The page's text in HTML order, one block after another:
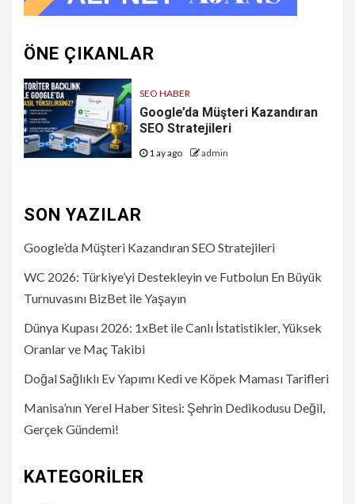
ÖNE ÇIKANLAR
SEO HABER
Google’da Müşteri Kazandıran
SEO Stratejileri
1 ay ago admin
SON YAZILAR
Google’da Müşteri Kazandıran SEO Stratejileri
WC 2026: Türkiye’yi Destekleyin ve Futbolun En Büyük
Turnuvasını BizBet ile Yaşayın
Dünya Kupası 2026: 1xBet ile Canlı İstatistikler, Yüksek
Oranlar ve Maç Takibi
Doğal Sağlıklı Ev Yapımı Kedi ve Köpek Maması Tarifleri
Manisa’nın Yerel Haber Sitesi: Şehrin Dedikodusu Değil,
Gerçek Gündemi!
KATEGORILER